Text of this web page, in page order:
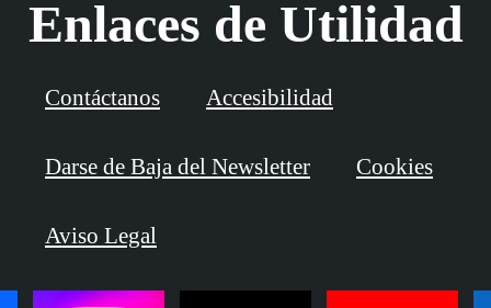
Enlaces de Utilidad
Contáctanos Accesibilidad
Darse de Baja del Newsletter Cookies
Aviso Legal